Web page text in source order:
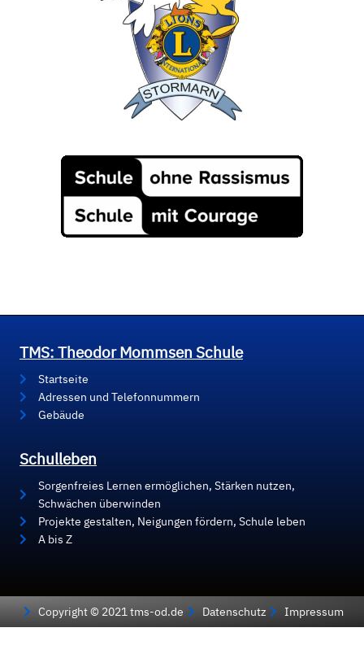
TMS: Theodor Mommsen Schule
Startseite
Adressen und Telefonnummern
Gebäude
Schulleben
Sorgenfreies Lernen ermöglichen, Stärken nutzen,
Schwächen überwinden
Projekte gestalten, Neigungen fördern, Schule leben
A bis Z
Copyright © 2021 tms-od.de Datenschutz Impressum